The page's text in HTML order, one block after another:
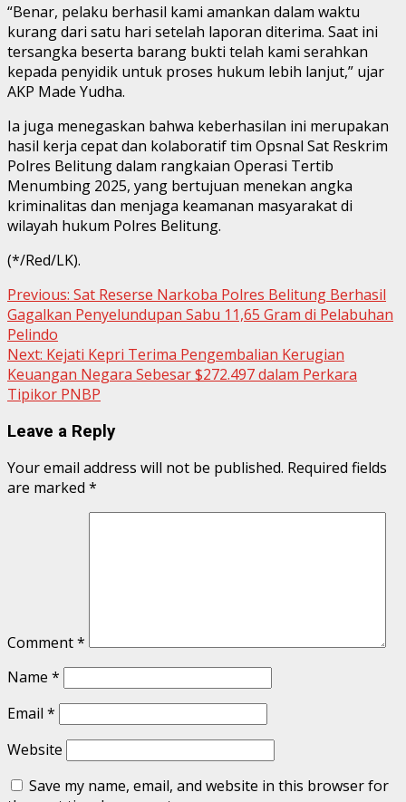
“Benar, pelaku berhasil kami amankan dalam waktu
kurang dari satu hari setelah laporan diterima. Saat ini
tersangka beserta barang bukti telah kami serahkan
kepada penyidik untuk proses hukum lebih lanjut,” ujar
AKP Made Yudha.
Ia juga menegaskan bahwa keberhasilan ini merupakan
hasil kerja cepat dan kolaboratif tim Opsnal Sat Reskrim
Polres Belitung dalam rangkaian Operasi Tertib
Menumbing 2025, yang bertujuan menekan angka
kriminalitas dan menjaga keamanan masyarakat di
wilayah hukum Polres Belitung.
(*/Red/LK).
Continue
Reading
Previous: Sat Reserse Narkoba Polres Belitung Berhasil
Gagalkan Penyelundupan Sabu 11,65 Gram di Pelabuhan
Pelindo
Next: Kejati Kepri Terima Pengembalian Kerugian
Keuangan Negara Sebesar $272.497 dalam Perkara
Tipikor PNBP
Leave a Reply
Your email address will not be published. Required fields
are marked *
Comment*
Name *
Email *
Website
Save my name, email, and website in this browser for